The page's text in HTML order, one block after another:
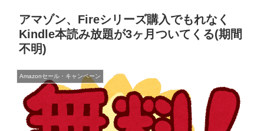
アマゾン、Fireシリーズ購入でもれなく
Kindle本読み放題が3ヶ月ついてくる(期間
不明)
Amazonセール・キャンペーン